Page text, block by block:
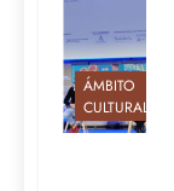
ÁMBITO
CULTURAL